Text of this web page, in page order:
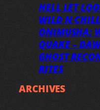
HELL LET
WILD N CHILL
ONIMUSHA:
QUAKE –
GHOST
RITES
ARCHIVES